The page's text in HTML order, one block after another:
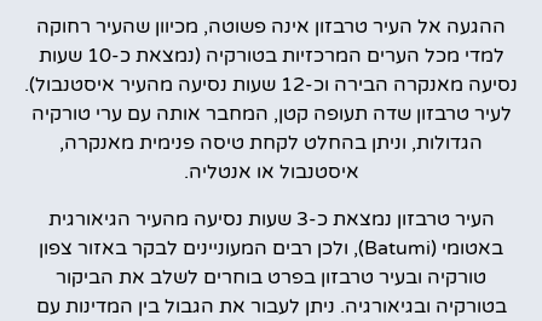
ההגעה אל העיר טרבזון אינה פשוטה, מכיוון שהעיר רחוקה
למדי מכל הערים המרכזיות בטורקיה (נמצאת כ-10 שעות
נסיעה מאנקרה הבירה וכ-12 שעות נסיעה מהעיר איסטנבול).
לעיר טרבזון שדה תעופה קטן, המחבר אותה עם ערי טורקיה
הגדולות, וניתן בהחלט לקחת טיסה פנימית מאנקרה,
איסטנבול או אנטליה.
העיר טרבזון נמצאת כ-3 שעות נסיעה מהעיר הגיאורגית
באטומי (Batumi), ולכן רבים המעוניינים לבקר באזור צפון
טורקיה ובעיר טרבזון בפרט בוחרים לשלב את הביקור
בטורקיה ובגיאורגיה. ניתן לעבור את הגבול בין המדינות עם